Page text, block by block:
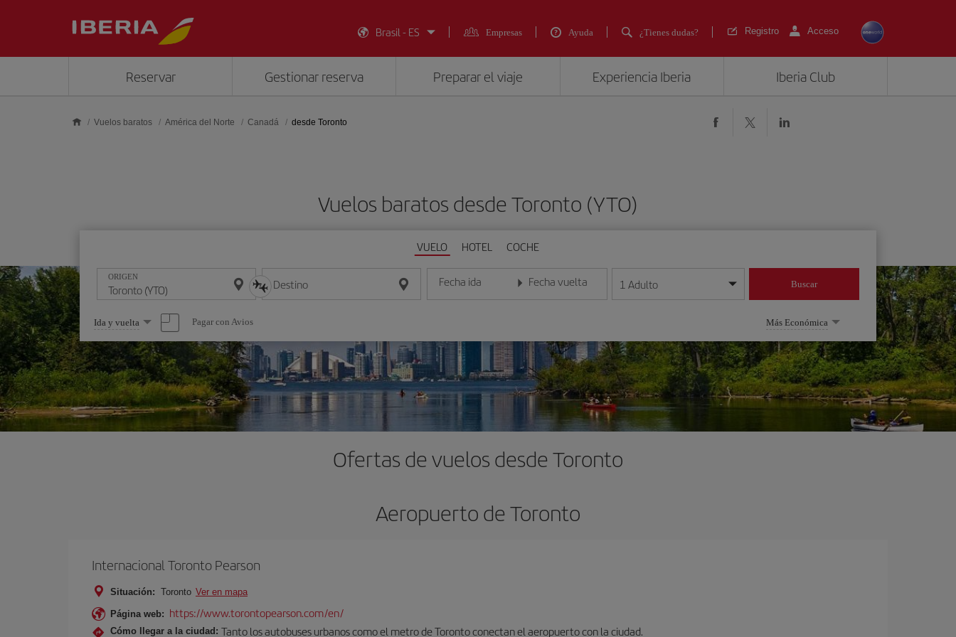
Brasil - ES
Empresas Ayuda ¿Tienes dudas? Registro Acceso
Reservar Gestionar reserva Preparar el viaje Experiencia Iberia Iberia Club
Vuelos baratos América del Norte Canad desde Toronto
Vuelos baratos desde Toronto (YTO)
VUELO HOTEL COCHE
ORIGEN Destino Fecha ida
Introduce la fecha en formato día/mes/año
Fecha vuelta
Introduce la fecha en formato día/mes/año
1 Adulto Buscar
Seleccione
una
opción
Ida y vuelta Pagar con Avios Más Económica
Ofertas de vuelos desde Toronto
Aeropuerto de Toronto
Internacional Toronto Pearson
Situación: Toronto Ver en mapa
Página web: https://www.torontopearson.com/en/
Cómo llegar a la ciudad: Tanto los autobuses urbanos como el metro de Toronto conectan el aeropuerto con la ciudad.